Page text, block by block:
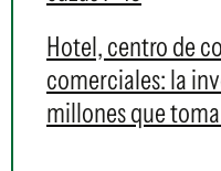
Hotel, centro de
comerciales: la
millones que